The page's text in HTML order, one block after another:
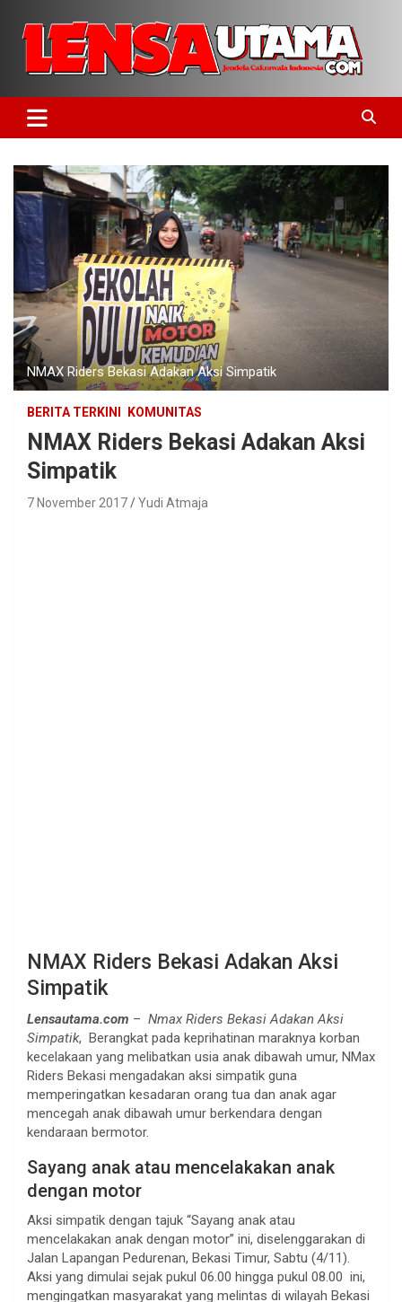
LensaUtama
NMAX Riders Bekasi Adakan Aksi Simpatik
BERITA TERKINI KOMUNITAS
NMAX Riders Bekasi Adakan Aksi
Simpatik
7 November 2017 Yudi Atmaja
NMAX Riders Bekasi Adakan Aksi
Simpatik
Lensautama.com – Nmax Riders Bekasi Adakan Aksi
Simpatik, Berangkat pada keprihatinan maraknya korban
kecelakaan yang melibatkan usia anak dibawah umur, NMax
Riders Bekasi mengadakan aksi simpatik guna
memperingatkan kesadaran orang tua dan anak agar
mencegah anak dibawah umur berkendara dengan
kendaraan bermotor.
Sayang anak atau mencelakakan anak
dengan motor
Aksi simpatik dengan tajuk “Sayang anak atau
mencelakakan anak dengan motor” ini, diselenggarakan di
Jalan Lapangan Pedurenan, Bekasi Timur, Sabtu (4/11).
Aksi yang dimulai sejak pukul 06.00 hingga pukul 08.00 ini,
mengingatkan masyarakat yang melintas di wilayah Bekasi